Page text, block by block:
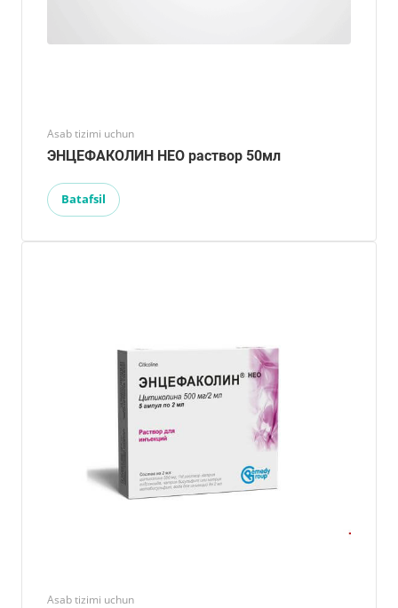
Asab tizimi uchun
ЭНЦЕФАКОЛИН НЕО раствор 50мл
Batafsil
Asab tizimi uchun